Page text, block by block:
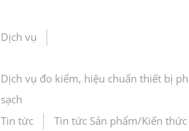
Dịch vụ
Dịch vụ đo kiểm, hiệu chuẩn thiết bị
sạch
Tin tức
Tin tức Sản phẩm/Kiến thức